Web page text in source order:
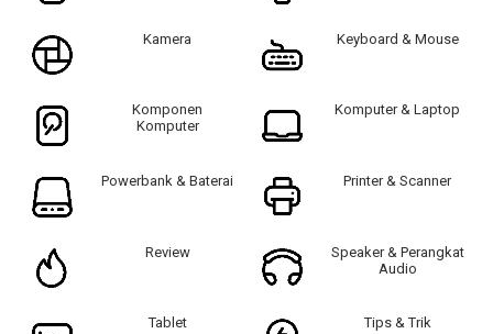
Kamera Keyboard & Mouse
Komponen
Komputer
Komputer & Laptop
Powerbank & Baterai Printer & Scanner
Review
Speaker & Perangkat
Audio
Tablet Tips & Trik